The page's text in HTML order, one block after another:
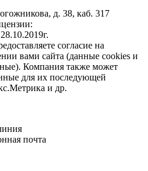
д. 38, каб. 317
согласие на
вами сайта (данные cookies и
Компания также может
для их последующей
и др.
почта